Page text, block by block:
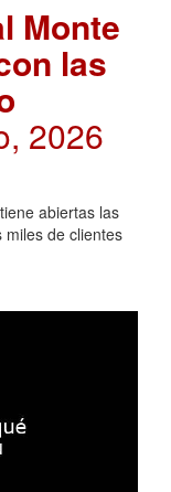
Monte
las
2026
abiertas las
de clientes